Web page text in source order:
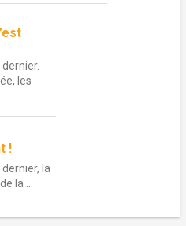
les
!
dernier, la
la …